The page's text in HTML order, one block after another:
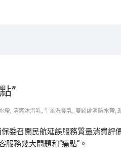
”
帶, 清爽沐浴乳, 生薑洗髮乳, 雙認證消防水帶,
委召開民航延誤服務質量消費評
務幾大問題和“痛點”。